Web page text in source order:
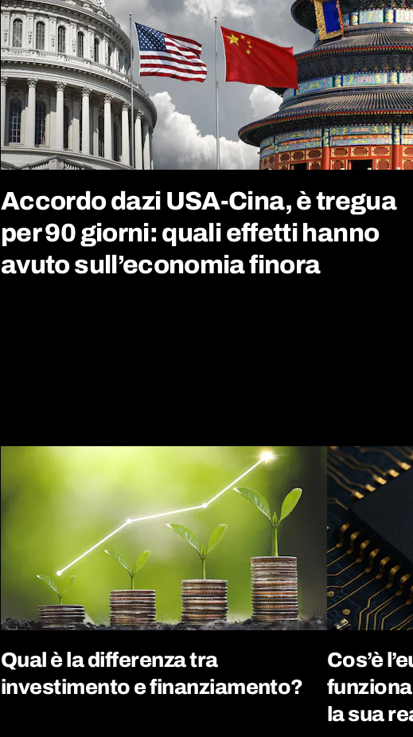
Accordo dazi USA-Cina, è tregua
per 90 giorni: quali effetti hanno
avuto sull’economia finora
Qual è la differenza tra
investimento e finanziamento?
Cos’è
la sua